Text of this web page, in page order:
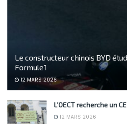
Le constructeur chinois BYD
Formule 1
12 MARS 2026
L’OECT recherche un
12 MARS 2026